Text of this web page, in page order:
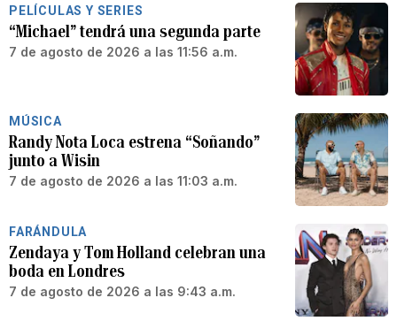
PELÍCULAS Y SERIES
“Michael” tendrá una segunda parte
7 de agosto de 2026 a las 11:56 a.m.
MÚSICA
Randy Nota Loca estrena “Soñando”
junto a Wisin
7 de agosto de 2026 a las 11:03 a.m.
FARÁNDULA
Zendaya y Tom Holland celebran una
boda en Londres
7 de agosto de 2026 a las 9:43 a.m.